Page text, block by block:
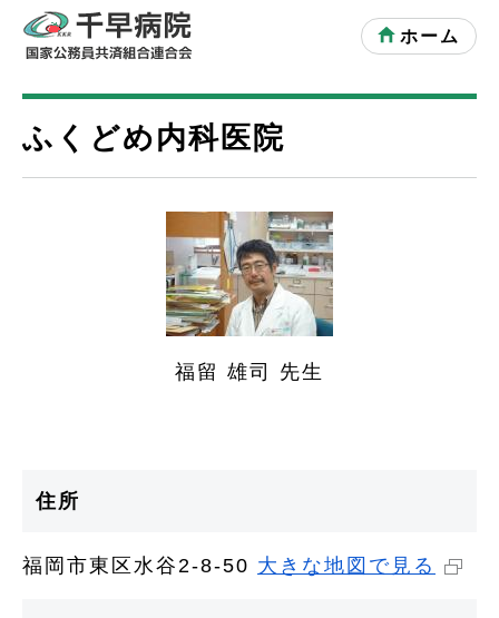
ホーム
ふくどめ内科医院
福留 雄司 先生
住所
福岡市東区水谷2-8-50 大きな地図で見る